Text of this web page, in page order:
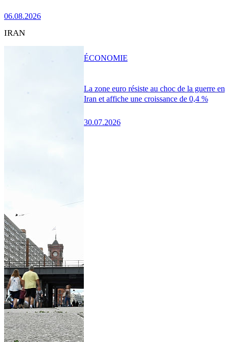
06.08.2026
IRAN
La zone euro résiste au choc de la guerre en
Iran et affiche une croissance de 0,4 %
30.07.2026
ÉCONOMIE